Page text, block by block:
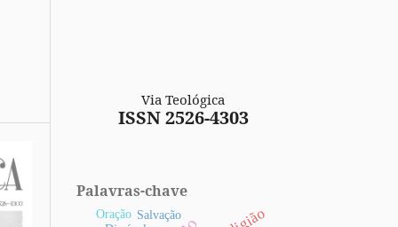
Via Teológica
ISSN 2526-4303
Palavras-chave
Salvação
Oração